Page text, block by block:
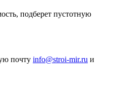
подберет пустотную
почту info@stroi-mir.ru и